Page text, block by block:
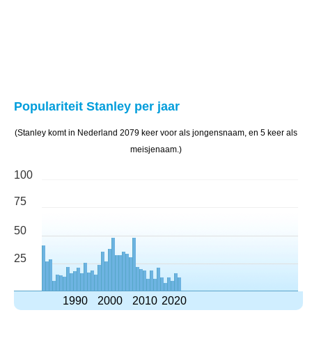
Populariteit Stanley per jaar
(Stanley komt in Nederland 2079 keer voor als jongensnaam, en 5 keer als
meisjenaam.)
100
75
50
25
1990 2000 2010 2020